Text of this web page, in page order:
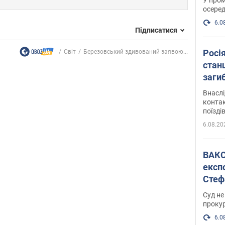
Підписатися
Світ Березовський здивований заявою...
ВАКС обрав
Суд